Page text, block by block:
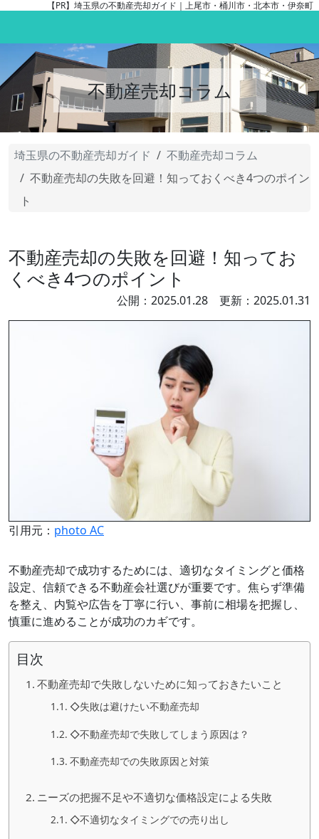
【PR】 埼玉県の不動産売却ガイド｜上尾市・桶川市・北本市・伊奈町
不動産売却コラム
埼玉県の不動産売却ガイド
不動産売却コラム
不動産売却の失敗を回避！知っておくべき4つのポイン
ト
不動産売却の失敗を回避！知ってお
くべき4つのポイント
公開：2025.01.28 更新：2025.01.31
引用元： photo AC
不動産売却で成功するためには、適切なタイミングと価格
設定、信頼できる不動産会社選びが重要です。焦らず準備
を整え、内覧や広告を丁寧に行い、事前に相場を把握し、
慎重に進めることが成功のカギです。
目次
不動産売却で失敗しないために知っておきたいこと
◇失敗は避けたい不動産売却
◇不動産売却で失敗してしまう原因は？
不動産売却での失敗原因と対策
ニーズの把握不足や不適切な価格設定による失敗
◇不適切なタイミングでの売り出し